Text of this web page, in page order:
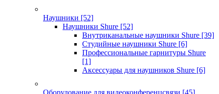
Наушники [52]
Наушники Shure [52]
Внутриканальные наушники Shure [39]
Студийные наушники Shure [6]
Профессиональные гарнитуры Shure
[1]
Аксессуары для наушников Shure [6]
Оборудование для видеоконференцсвязи [45]